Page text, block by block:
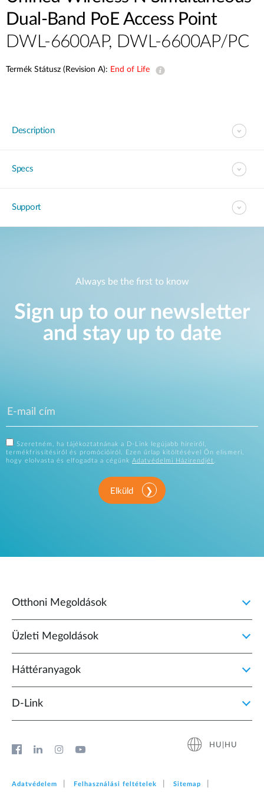
Dual-Band PoE Access Point
DWL-6600AP, DWL-6600AP/PC
Termék Státusz (Revision A): End of Life
Description
Specs
Support
Always be the first to know
Sign up to our newsletter
and stay up to date
Szeretném, ha tájékoztatnának a D-Link legújabb híreiről,
termékfrissítésiről és promócióiról. Ezen űrlap kitöltésével Ön elismeri,
hogy elolvasta és elfogadta a cégünk Adatvédelmi Házirendjét.
Elküld
Otthoni Megoldások
Üzleti Megoldások
Háttéranyagok
D‑Link
HU|HU
Adatvédelem Felhasználási feltételek Sitemap